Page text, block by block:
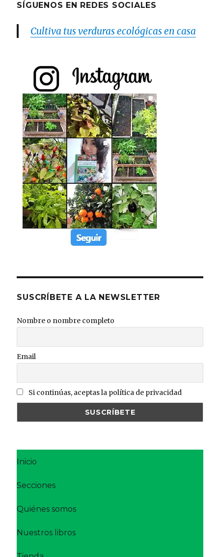
SÍGUENOS EN REDES SOCIALES
Cultiva tus verduras ecológicas en casa
SUSCRÍBETE A LA NEWSLETTER
Nombre o nombre completo
Email
Si continúas, aceptas la política de privacidad
Inicio
Secciones
Quiénes somos
Nuestros libros